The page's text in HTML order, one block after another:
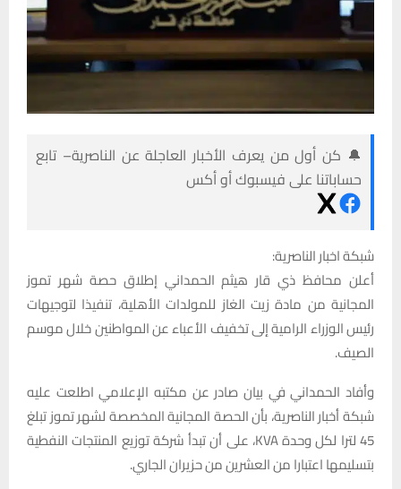
🔔 كن أول من يعرف الأخبار العاجلة عن الناصرية– تابع
حساباتنا على فيسبوك أو أكس
شبكة اخبار الناصرية:
أعلن محافظ ذي قار هيثم الحمداني إطلاق حصة شهر تموز
المجانية من مادة زيت الغاز للمولدات الأهلية، تنفيذا لتوجيهات
رئيس الوزراء الرامية إلى تخفيف الأعباء عن المواطنين خلال موسم
الصيف.
وأفاد الحمداني في بيان صادر عن مكتبه الإعلامي اطلعت عليه
شبكة أخبار الناصرية، بأن الحصة المجانية المخصصة لشهر تموز تبلغ
45 لترا لكل وحدة KVA، على أن تبدأ شركة توزيع المنتجات النفطية
بتسليمها اعتبارا من العشرين من حزيران الجاري.